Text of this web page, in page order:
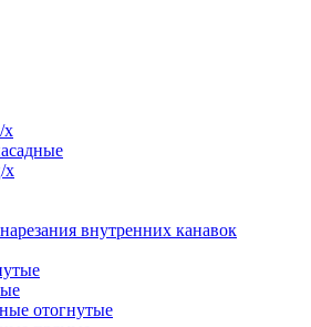
х
х
внутренних канавок
отогнутые